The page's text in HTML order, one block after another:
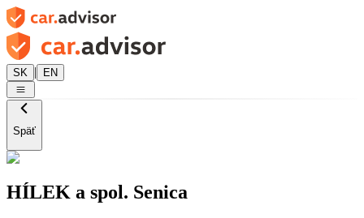
SK | EN
Späť
HÍLEK a spol. Senica